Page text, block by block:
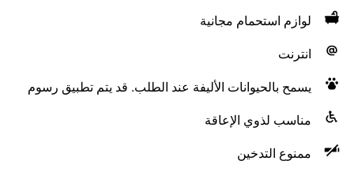
لوازم استحمام مجانية
انترنت
يسمح بالحيوانات الأليفة عند الطلب. قد يتم تطبيق رسوم
مناسب لذوي الإعاقة
ممنوع التدخين